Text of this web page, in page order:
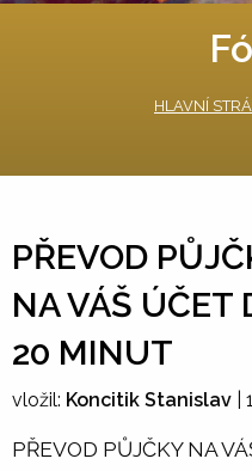
HLAVNÍ
PŘEVOD
NA VÁŠ ÚČET
20 MINUT
vložil: Koncitik Stanislav
PŘEVOD PŮJČKY NA